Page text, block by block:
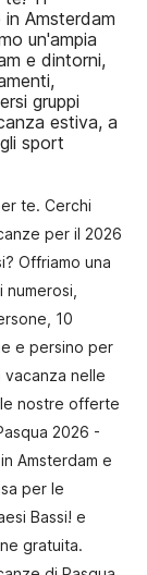
Amsterdam
un'ampia
e dintorni,
gruppi
estiva, a
sport
te. Cerchi
per il 2026
Offriamo una
10
e persino per
nelle
nostre offerte
2026 -
Amsterdam e
per le
Bassi! e
gratuita.